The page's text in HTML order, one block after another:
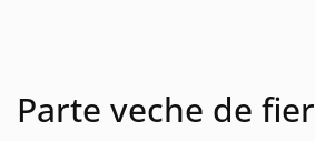
Parte veche de fier